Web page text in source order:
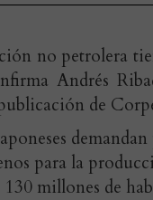
no petrolera
Andrés
de
para la
millones de